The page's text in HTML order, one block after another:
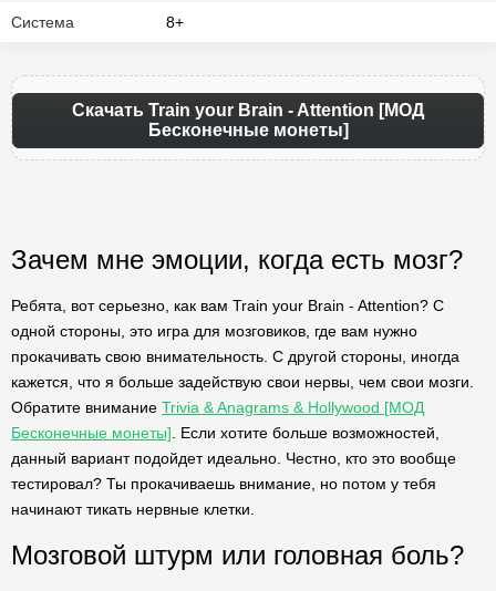
Система 8+
Скачать Train your Brain - Attention [МОД
Бесконечные монеты]
Зачем мне эмоции, когда есть мозг?
Ребята, вот серьезно, как вам Train your Brain - Attention? С
одной стороны, это игра для мозговиков, где вам нужно
прокачивать свою внимательность. С другой стороны, иногда
кажется, что я больше задействую свои нервы, чем свои мозги.
Обратите внимание Trivia & Anagrams & Hollywood [МОД
Бесконечные монеты] . Если хотите больше возможностей,
данный вариант подойдет идеально. Честно, кто это вообще
тестировал? Ты прокачиваешь внимание, но потом у тебя
начинают тикать нервные клетки.
Мозговой штурм или головная боль?